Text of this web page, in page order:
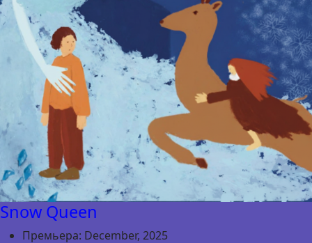
Snow Queen
Премьера: December, 2025